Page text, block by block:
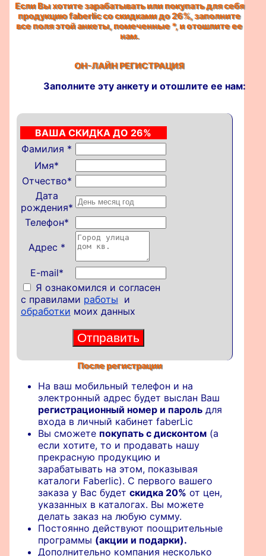
Если Вы хотите зарабатывать или покупать для себя
продукцию faberlic со скидками до 26%, заполните
все поля этой анкеты, помеченные*, и отошлите ее
нам.
ОН-ЛАЙН РЕГИСТРАЦИЯ
Заполните эту анкету и отошлите ее нам:
ВАША СКИДКА ДО 26%
Фамилия *
Имя*
Отчество*
Дата
рождения*
Телефон*
Адрес *
E-mail*
Я ознакомился и согласен
с правилами работы и
обработки моих данных
После регистрации
На ваш мобильный телефон и на
электронный адрес будет выслан Ваш
регистрационный номер и парольдля
входа в личный кабинет faberLic
Вы сможете покупать с дисконтом(а
если хотите, то и продавать нашу
прекрасную продукцию и
зарабатывать на этом, показывая
каталоги Faberlic). С первого вашего
заказа у Вас будет скидка 20% от цен,
указанных в каталогах. Вы можете
делать заказ на любую сумму.
Постоянно действуют поощрительные
программы (акции и подарки).
Дополнительно компания несколько